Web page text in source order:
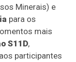
Minerais) e
para os
mais
S11D,
participantes